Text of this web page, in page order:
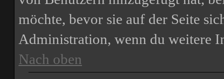
möchte, bevor sie auf der Seite
Administration, wenn du weitere
Nach oben